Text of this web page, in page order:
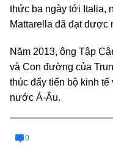
thức ba ngày tới Italia,
Mattarella đã đạt được
Năm 2013, ông Tập
và Con đường của
thúc đẩy tiến bộ kinh
nước Á-Âu.
0